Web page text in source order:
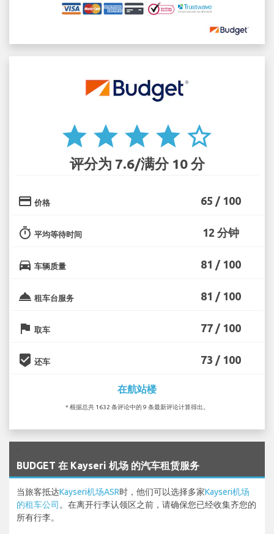
star star star star star_border
评分为 7.6/满分 10 分
credit_card 价格 65 / 100
timer 平均等待时间 12 分钟
directions_car 车辆质量 81 / 100
room_service 租车台服务 81 / 100
flag 取车 77 / 100
beenhere 还车 73 / 100
在航站楼
* 根据总共 1632 条评论中的 9 条最新评论计算得出。
BUDGET 在 Kayseri 机场 的汽车租赁服务
当旅客抵达Kayseri机场ASR时，他们可以选择多家Kayseri机场
的租车公司 。在离开行李认领区之前，请确保您已经收集齐您的
所有行李。